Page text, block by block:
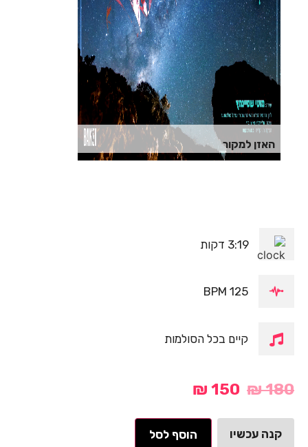
האזן למקור
3:19 דקות
125 BPM
קיים בכל הסולמות
₪180
₪ 150
קנה עכשיו הוסף לסל